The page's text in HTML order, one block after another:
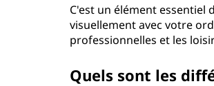
C'est un élément
visuellement avec votre
professionnelles et les
Quels sont les